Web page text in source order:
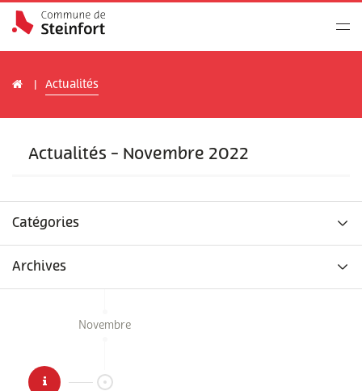
Actualités
Actualités - Novembre 2022
Catégories
Archives
Novembre